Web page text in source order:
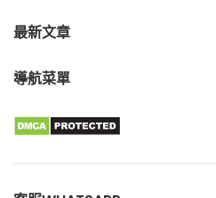
最新文章
導航菜單